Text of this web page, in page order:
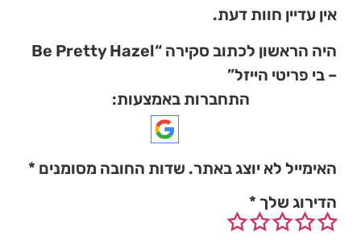
אין עדיין חוות דעת.
היה הראשון לכתוב סקירה “Be Pretty Hazel
– בי פריטי הייזל”
התחברות באמצעות:
האימייל לא יוצג באתר. שדות החובה מסומנים *
הדירוג שלך *